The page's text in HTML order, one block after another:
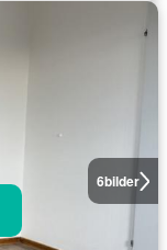
6bilder